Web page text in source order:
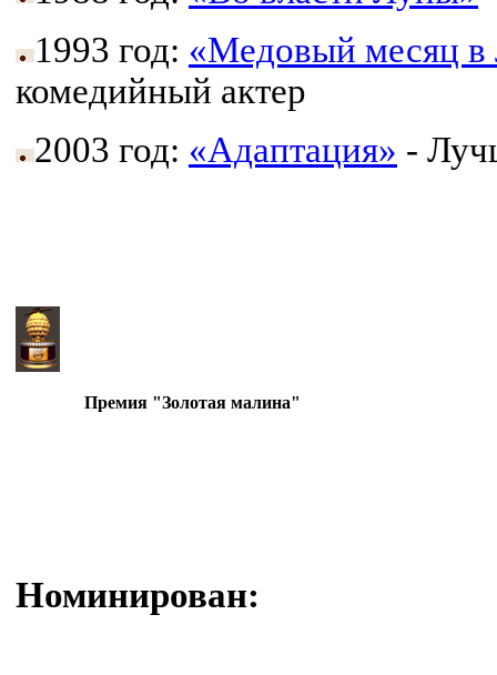
1993 год: «Медовый месяц в
комедийный актер
2003 год: «Адаптация» -
Премия "Золотая малина"
Номинирован: